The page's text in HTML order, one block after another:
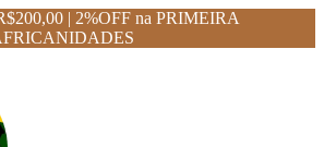
| 2%OFF na PRIMEIRA